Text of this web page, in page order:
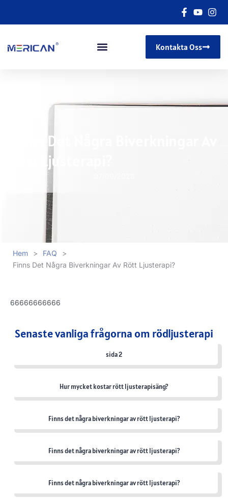
Kontakta Oss
Finns Det Några Biverkningar Av
Rött Ljusterapi?
Hem > FAQ
>
Finns Det Några Biverkningar Av Rött Ljusterapi?
66666666666
Senaste vanliga frågorna om rödljusterapi
sida 2
Hur mycket kostar rött ljusterapisäng?
Finns det några biverkningar av rött ljusterapi?
Finns det några biverkningar av rött ljusterapi?
Finns det några biverkningar av rött ljusterapi?